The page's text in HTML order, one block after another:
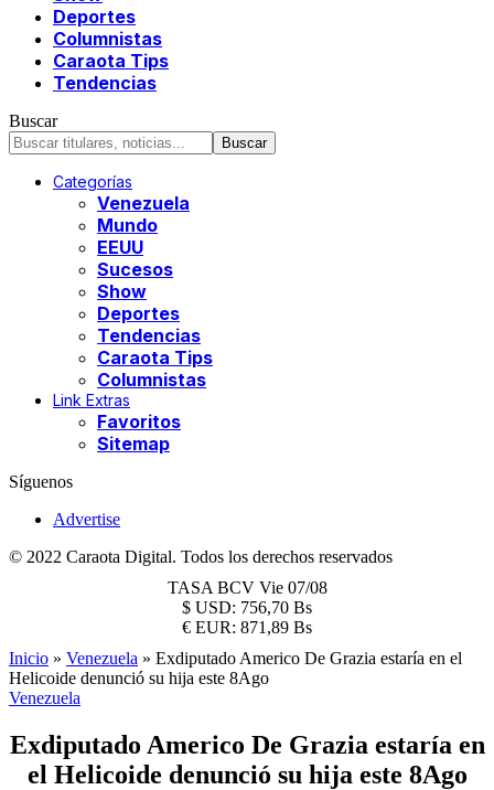
Deportes
Columnistas
Caraota Tips
Tendencias
Buscar
Categorías
Venezuela
Mundo
EEUU
Sucesos
Show
Deportes
Tendencias
Caraota Tips
Columnistas
Link Extras
Favoritos
Sitemap
Síguenos
Advertise
© 2022 Caraota Digital. Todos los derechos reservados
TASA BCV Vie 07/08
$ USD: 756,70 Bs
€ EUR: 871,89 Bs
Inicio » Venezuela » Exdiputado Americo De Grazia estaría en el
Helicoide denunció su hija este 8Ago
Venezuela
Exdiputado Americo De Grazia estaría en
el Helicoide denunció su hija este 8Ago